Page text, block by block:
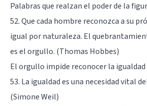
Palabras que realzan el poder de la
52. Que cada hombre reconozca a su
igual por naturaleza. El
es el orgullo. (Thomas Hobbes)
El orgullo impide reconocer la igualdad
53. La igualdad es una necesidad vital
(Simone Weil)